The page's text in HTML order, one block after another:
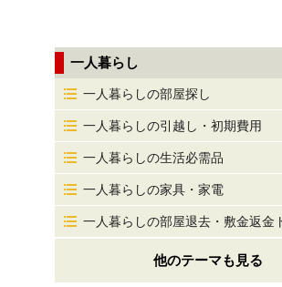
一人暮らし
一人暮らしの部屋探し
一人暮らしの引越し・初期費用
一人暮らしの生活必需品
一人暮らしの家具・家電
一人暮らしの部屋退去・敷金返金
他のテーマも見る